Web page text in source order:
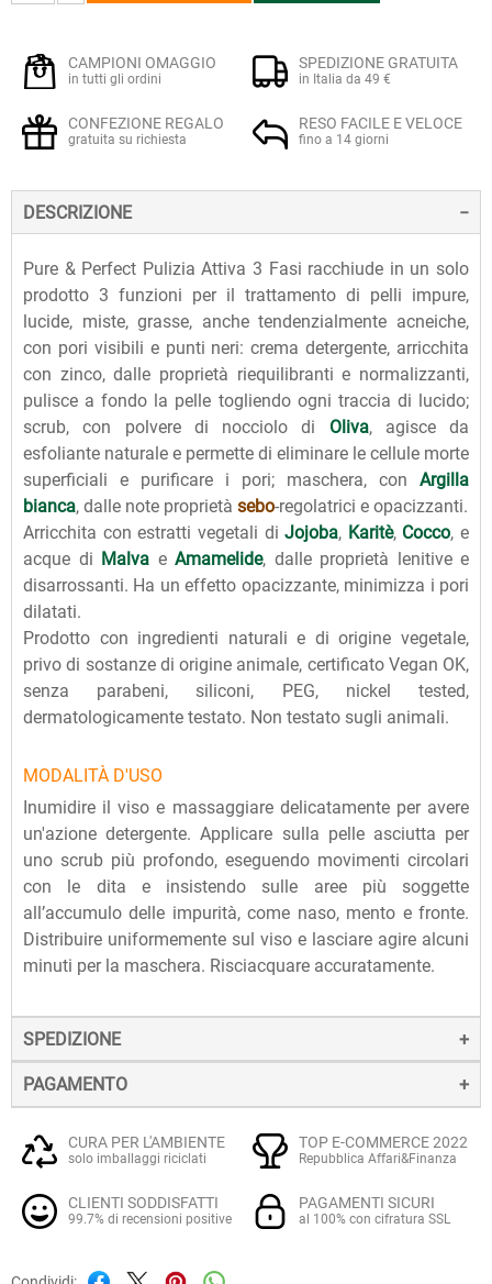
CAMPIONI OMAGGIO
in tutti gli ordini
SPEDIZIONE GRATUITA
in Italia da 49 €
CONFEZIONE REGALO
gratuita su richiesta
RESO FACILE E VELOCE
fino a 14 giorni
DESCRIZIONE
Pure & Perfect Pulizia Attiva 3 Fasi racchiude in un solo
prodotto 3 funzioni per il trattamento di pelli impure,
lucide, miste, grasse, anche tendenzialmente acneiche,
con pori visibili e punti neri: crema detergente, arricchita
con zinco, dalle proprietà riequilibranti e normalizzanti,
pulisce a fondo la pelle togliendo ogni traccia di lucido;
scrub, con polvere di nocciolo di Oliva, agisce da
esfoliante naturale e permette di eliminare le cellule morte
superficiali e purificare i pori; maschera, con Argilla
bianca, dalle note proprietà sebo-regolatrici e opacizzanti.
Arricchita con estratti vegetali diJojoba, Karitè, Cocco, e
acque di Malva e Amamelide, dalle proprietà lenitive e
disarrossanti. Ha un effetto opacizzante, minimizza i pori
dilatati.
Prodotto con ingredienti naturali e di origine vegetale,
privo di sostanze di origine animale, certificato Vegan OK,
senza parabeni, siliconi, PEG, nickel tested,
dermatologicamente testato. Non testato sugli animali.
MODALITÀ D'USO
Inumidire il viso e massaggiare delicatamente per avere
un'azione detergente. Applicare sulla pelle asciutta per
uno scrub più profondo, eseguendo movimenti circolari
con le dita e insistendo sulle aree più soggette
all’accumulo delle impurità, come naso, mento e fronte.
Distribuire uniformemente sul viso e lasciare agire alcuni
minuti per la maschera. Risciacquare accuratamente.
SPEDIZIONE
La spedizione dei prodotti avviene entro 24 ore dall'ordine
(sabato e festivi esclusi), tramite corriere SDA.
Quando l'ordine sarà spedito, riceverai una e-mail di
conferma, contenente un link alla tracciatura online
dell'invio, che ti permetterà di verificare in tempo reale lo
stato della spedizione.
PAGAMENTO
Il pagamento degli ordini può avvenire:
altre carte prepagate abilitate), su server sicuro Paypal.
CURA PER L'AMBIENTE
solo imballaggi riciclati
TOP E-COMMERCE 2022
Repubblica Affari&Finanza
CLIENTI SODDISFATTI
99.7% di recensioni positive
PAGAMENTI SICURI
al 100% con cifratura SSL